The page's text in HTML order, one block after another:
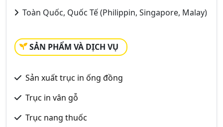
Toàn Quốc, Quốc Tế (Philippin, Singapore, Malay)
SẢN PHẨM VÀ DỊCH VỤ
Sản xuất trục in ống đồng
Trục in vân gỗ
Trục nang thuốc